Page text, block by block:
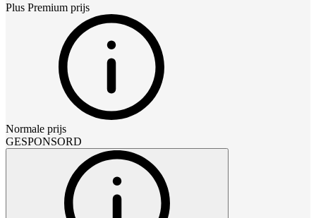
Plus Premium prijs
Normale prijs
GESPONSORD